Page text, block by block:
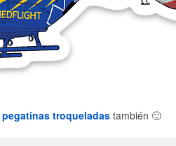
pegatinas troqueladas también 🙂